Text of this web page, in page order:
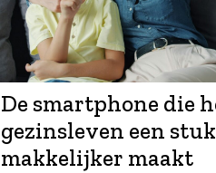
De smartphone die
gezinsleven een stuk
makkelijker maakt